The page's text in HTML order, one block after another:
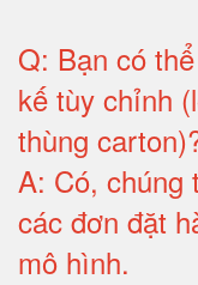
Q: Bạn có
kế tùy chỉnh
thùng carton)
A: Có, chúng
các đơn đặt
mô hình.